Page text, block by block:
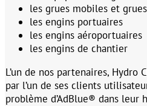
les grues mobiles et
les engins portuaires
les engins aéroportuaires
les engins de chantier
L’un de nos partenaires, Hydro
par l’un de ses clients
problème d’AdBlue® dans leur